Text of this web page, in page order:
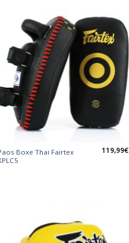
Boxe Thai Fairtex
119,99€